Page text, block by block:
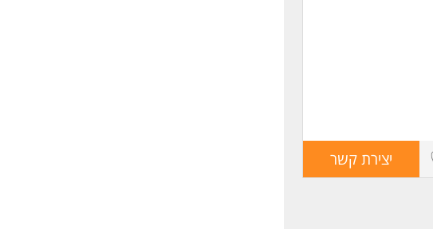
יצירת קשר